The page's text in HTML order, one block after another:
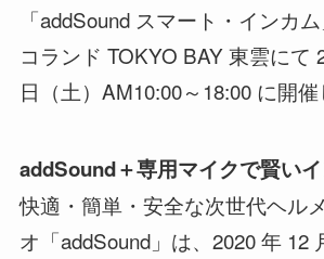
「addSound スマート・インカ
コランド TOKYO BAY 東雲にて
日（土）AM10:00～18:00 に開催
addSound＋専用マイクで賢いイ
快適・簡単・安全な次世代ヘル
オ「addSound」は、2020 年 12